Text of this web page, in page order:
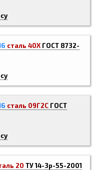
сталь 40Х ГОСТ 8732-
сталь 09Г2С ГОСТ
20 ТУ 14-3р-55-2001